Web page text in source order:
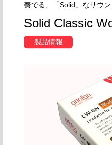
奏でる、「Solid」なサウ
Solid Classic
製品情報